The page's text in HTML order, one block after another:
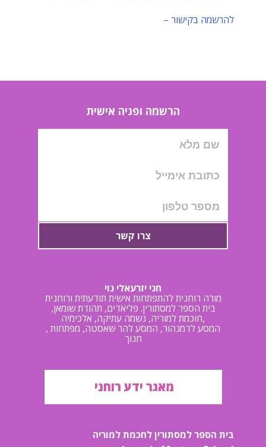
להרשמה בקישור –
הרשמה ופניה אישית
צרו קשר
חני יזרעאלי נוי
מורה רוחנית להתפתחות אישית תודעתית ורוחנית
בית הספר למסתורין. פליאדים, תהודת שומאן,
חוכמת למוריה, נשמה עתיקה, אלכימיה,
, המסע לדמנהור, המסע להר שאסטה, מפתחות
חנוך
מאגר ידע רוחני
בית הספר למסתורין לחכמת למוריה